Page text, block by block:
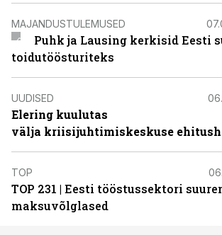
MAJANDUSTULEMUSED
Puhk ja Lausing kerkisid Eesti
toidutöösturiteks
UUDISED
Elering kuulutas
välja kriisijuhtimiskeskuse
TOP
TOP 231 | Eesti tööstussektori
maksuvõlglased